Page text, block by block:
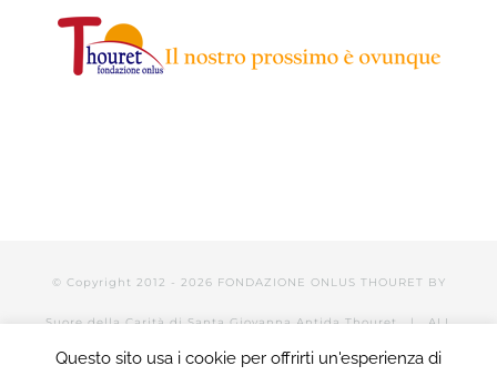
© Copyright 2012 - 2026 FONDAZIONE ONLUS THOURET BY
Suore della Carità di Santa Giovanna Antida Thouret | ALL
RIGHTS RESERVED | POWERED BY Valerio Mattia |LOGIN
Questo sito usa i cookie per offrirti un'esperienza di